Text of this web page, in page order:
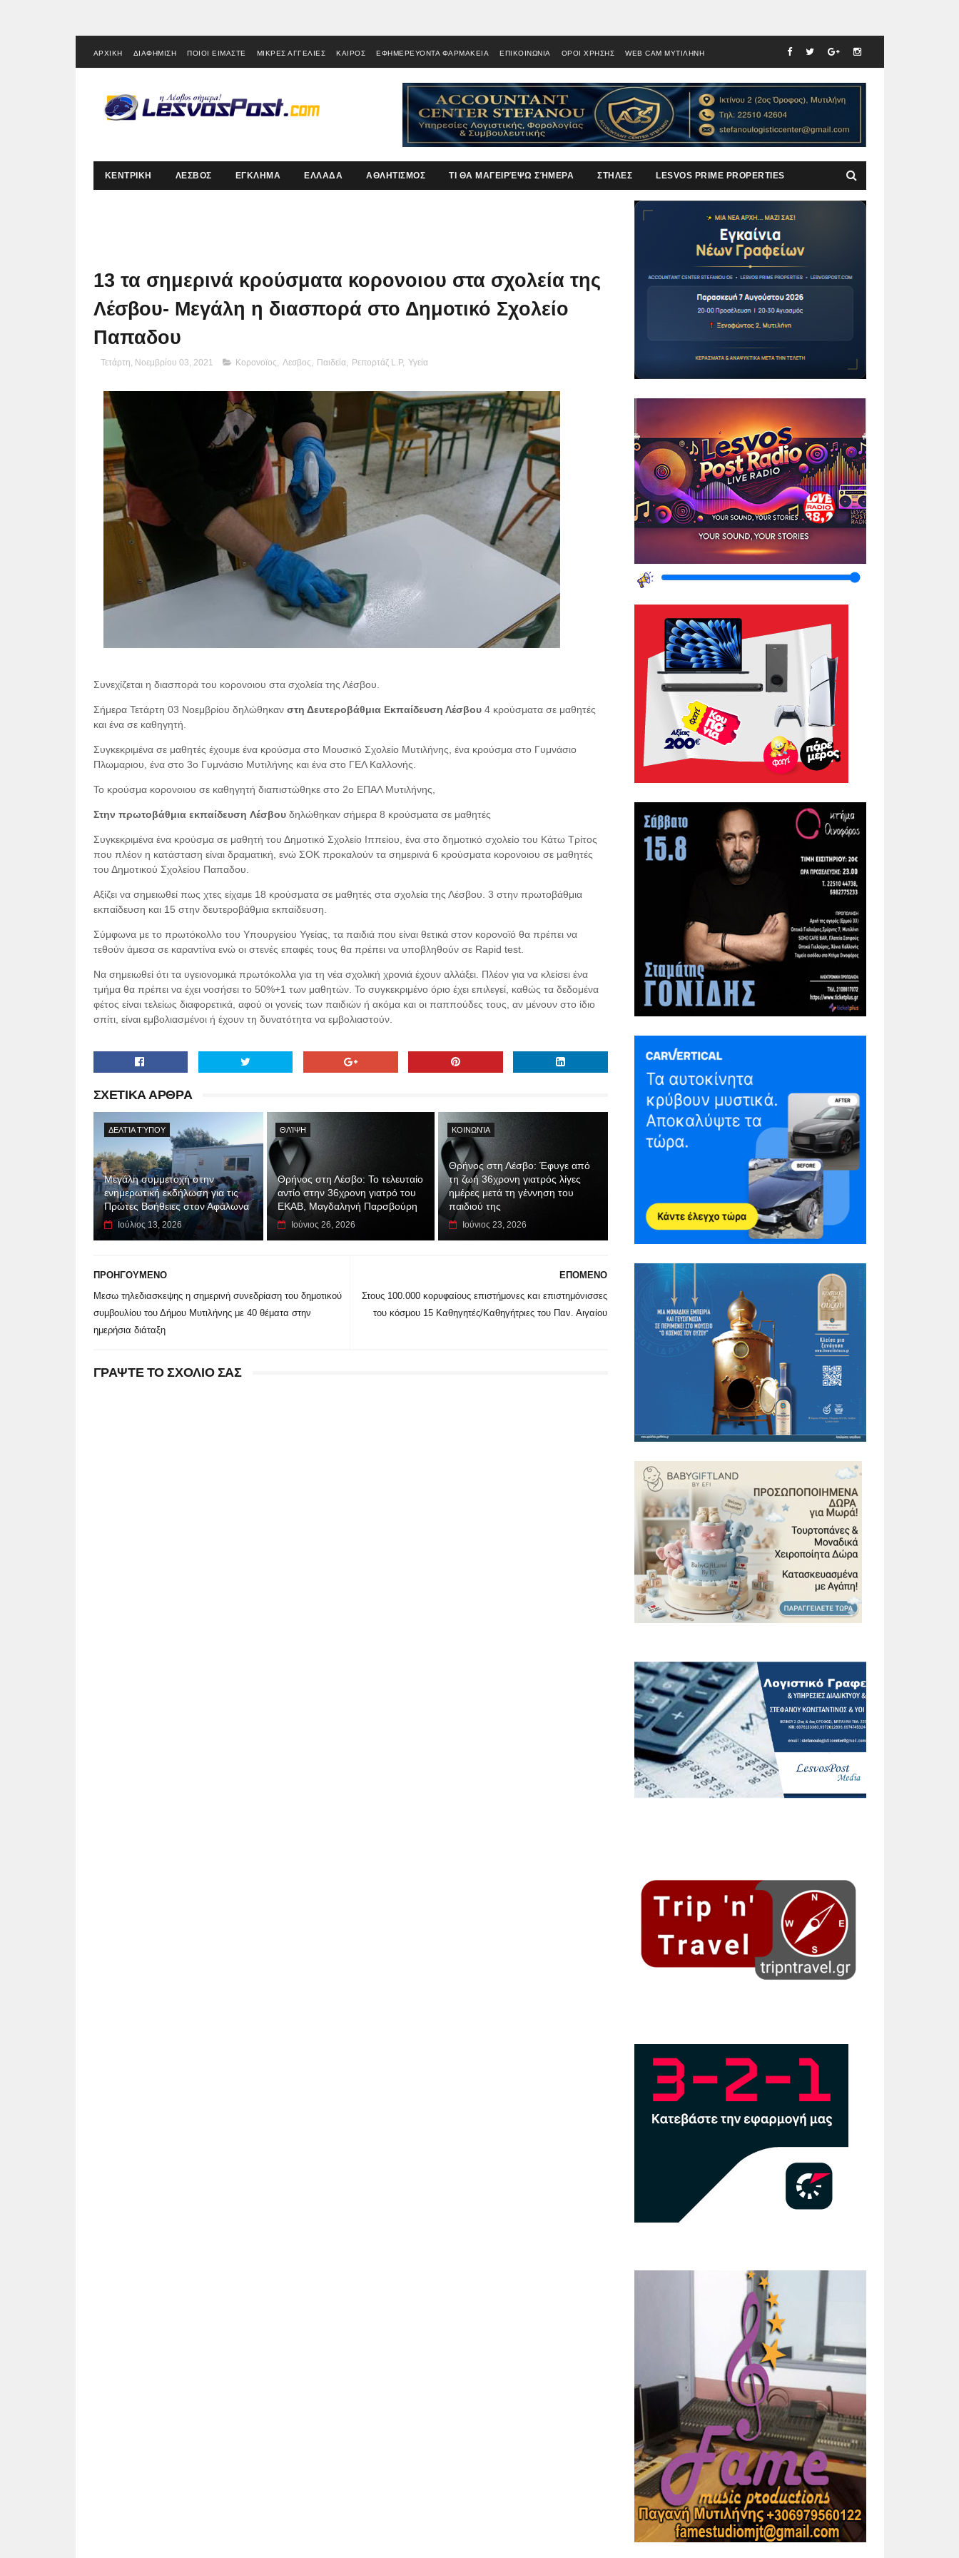
ΑΡΧΙΚΗ ΔΙΑΦΗΜΙΣΗ ΠΟΙΟΙ ΕΙΜΑΣΤΕ ΜΙΚΡΕΣ ΑΓΓΕΛΙΕΣ ΚΑΙΡΟΣ ΕΦΗΜΕΡΕΥΟΝΤΑ ΦΑΡΜΑΚΕΙΑ ΕΠΙΚΟΙΝΩΝΙΑ ΟΡΟΙ ΧΡΗΣΗΣ WEB CAM ΜΥΤΙΛΗΝΗ
ΚΕΝΤΡΙΚΗ ΛΕΣΒΟΣ ΕΓΚΛΗΜΑ ΕΛΛΑΔΑ ΑΘΛΗΤΙΣΜΟΣ ΤΙ ΘΑ ΜΑΓΕΙΡΈΨΩ ΣΉΜΕΡΑ ΣΤΗΛΕΣ LESVOS PRIME PROPERTIES
13 τα σημερινά κρούσματα κορονοιου στα σχολεία της
Λέσβου- Μεγάλη η διασπορά στο Δημοτικό Σχολείο
Παπαδου
Τετάρτη, Νοεμβρίου 03, 2021 Κορονοϊος, Λεσβος, Παιδεία, Ρεπορτάζ L.P, Υγεία
Συνεχίζεται η διασπορά του κορονοιου στα σχολεία της Λέσβου.
Σήμερα Τετάρτη 03 Νοεμβρίου δηλώθηκαν στη Δευτεροβάθμια Εκπαίδευση Λέσβου4 κρούσματα σε μαθητές
και ένα σε καθηγητή.
Συγκεκριμένα σε μαθητές έχουμε ένα κρούσμα στο Μουσικό Σχολείο Μυτιλήνης, ένα κρούσμα στο Γυμνάσιο
Πλωμαριου, ένα στο 3ο Γυμνάσιο Μυτιλήνης και ένα στο ΓΕΛ Καλλονής.
Το κρούσμα κορονοιου σε καθηγητή διαπιστώθηκε στο 2ο ΕΠΑΛ Μυτιλήνης,
Στην πρωτοβάθμια εκπαίδευση Λέσβου δηλώθηκαν σήμερα 8 κρούσματα σε μαθητές
Συγκεκριμένα ένα κρούσμα σε μαθητή του Δημοτικό Σχολείο Ιππείου, ένα στο δημοτικό σχολείο του Κάτω Τρίτος
που πλέον η κατάσταση είναι δραματική, ενώ ΣΟΚ προκαλούν τα σημερινά 6 κρούσματα κορονοιου σε μαθητές
του Δημοτικού Σχολείου Παπαδου.
Αξίζει να σημειωθεί πως χτες είχαμε 18 κρούσματα σε μαθητές στα σχολεία της Λέσβου. 3 στην πρωτοβάθμια
εκπαίδευση και 15 στην δευτεροβάθμια εκπαίδευση.
Σύμφωνα με το πρωτόκολλο του Υπουργείου Υγείας, τα παιδιά που είναι θετικά στον κορονοϊό θα πρέπει να
τεθούν άμεσα σε καραντίνα ενώ οι στενές επαφές τους θα πρέπει να υποβληθούν σε Rapid test.
Να σημειωθεί ότι τα υγειονομικά πρωτόκολλα για τη νέα σχολική χρονιά έχουν αλλάξει. Πλέον για να κλείσει ένα
τμήμα θα πρέπει να έχει νοσήσει το 50%+1 των μαθητών. Το συγκεκριμένο όριο έχει επιλεγεί, καθώς τα δεδομένα
φέτος είναι τελείως διαφορετικά, αφού οι γονείς των παιδιών ή ακόμα και οι παππούδες τους, αν μένουν στο ίδιο
σπίτι, είναι εμβολιασμένοι ή έχουν τη δυνατότητα να εμβολιαστούν.
ΣΧΕΤΙΚΑ ΑΡΘΡΑ
ΔΕΛΤΊΑ ΤΎΠΟΥ
Μεγάλη συμμετοχή στην
ενημερωτική εκδήλωση για τις
Πρώτες Βοήθειες στον Αφάλωνα
Ιούλιος 13, 2026
ΘΛΊΨΗ
Θρήνος στη Λέσβο: Το τελευταίο
αντίο στην 36χρονη γιατρό του
ΕΚΑΒ, Μαγδαληνή Παρσβούρη
Ιούνιος 26, 2026
ΚΟΙΝΩΝΊΑ
Θρήνος στη Λέσβο: Έφυγε από
τη ζωή 36χρονη γιατρός λίγες
ημέρες μετά τη γέννηση του
παιδιού της
Ιούνιος 23, 2026
ΕΠΟΜΕΝΟ
Στους 100.000 κορυφαίους επιστήμονες και επιστημόνισσες
του κόσμου 15 Καθηγητές/Καθηγήτριες του Παν. Αιγαίου
ΠΡΟΗΓΟΥΜΕΝΟ
Μεσω τηλεδιασκεψης η σημερινή συνεδρίαση του δημοτικού
συμβουλίου του Δήμου Μυτιλήνης με 40 θέματα στην
ημερήσια διάταξη
ΓΡΑΨΤΕ ΤΟ ΣΧΟΛΙΟ ΣΑΣ